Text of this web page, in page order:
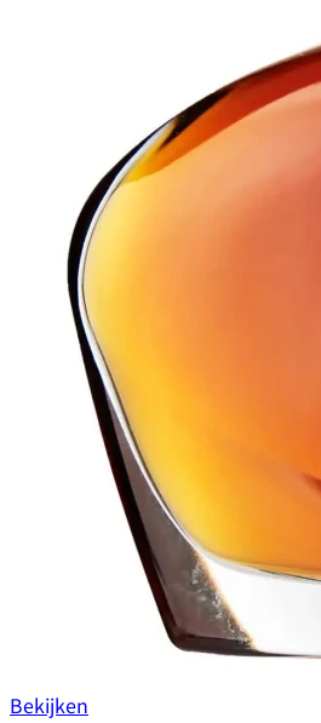
Bekijken